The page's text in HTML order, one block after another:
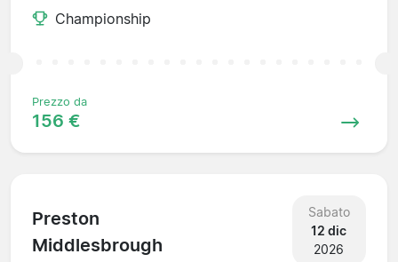
Championship
Prezzo da
156 €
Preston
Middlesbrough
Sabato
12 dic
2026